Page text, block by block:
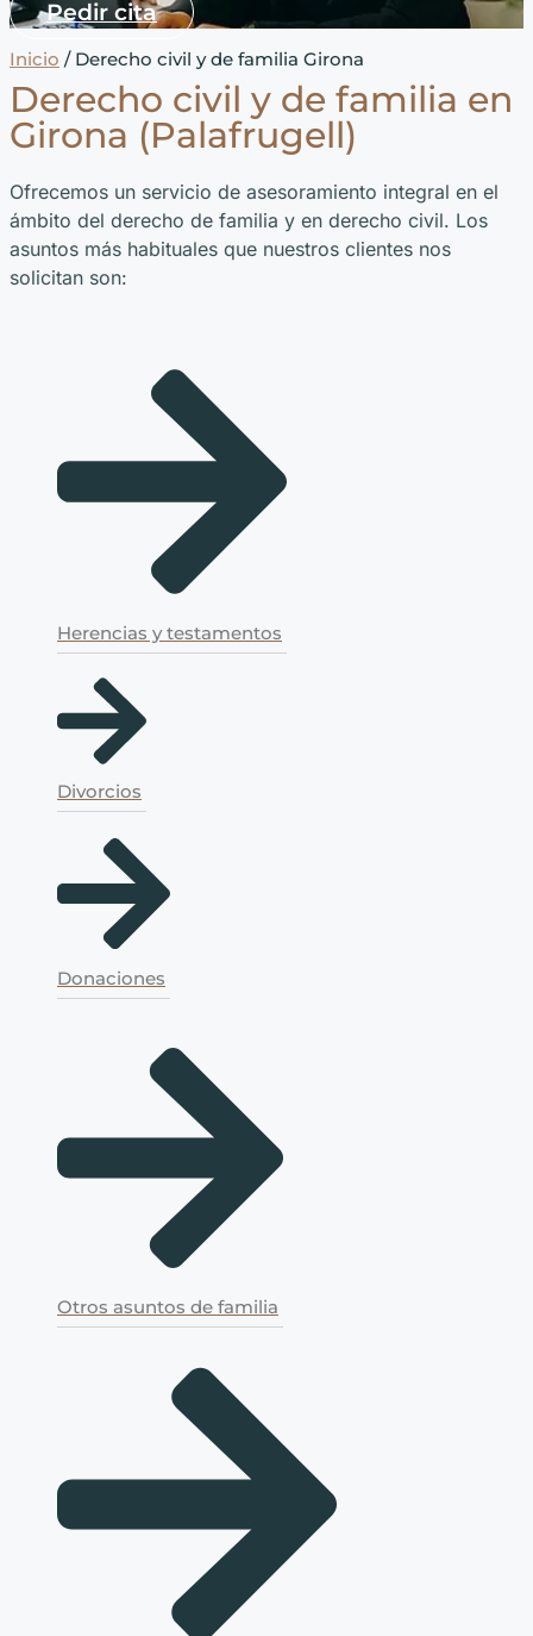
Pedir cita
Inicio / Derecho civil y de familia Girona
Derecho civil y de familia en
Girona (Palafrugell)
Ofrecemos un servicio de asesoramiento integral en el
ámbito del derecho de familia y en derecho civil. Los
asuntos más habituales que nuestros clientes nos
solicitan son:
Herencias y testamentos
Divorcios
Donaciones
Otros asuntos de familia